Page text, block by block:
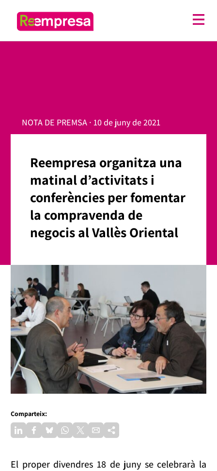
NOTA DE PREMSA · 10 de juny de 2021
Reempresa organitza una
matinal d’activitats i
conferències per fomentar
la compravenda de
negocis al Vallès Oriental
Comparteix:
El proper divendres 18 de juny se celebrarà la